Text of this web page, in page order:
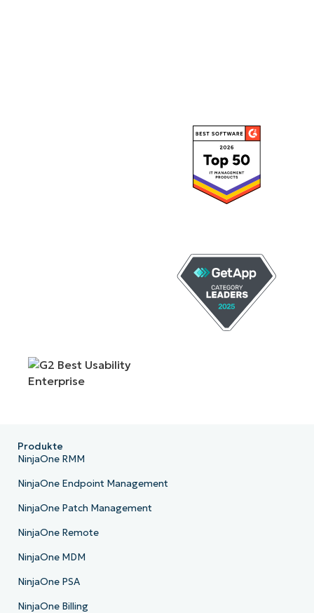
Produkte
NinjaOne RMM
NinjaOne Endpoint Management
NinjaOne Patch Management
NinjaOne Remote
NinjaOne MDM
NinjaOne PSA
NinjaOne Billing